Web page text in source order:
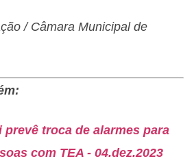
/ Câmara Municipal de
prevê troca de alarmes para
com TEA - 04.dez.2023